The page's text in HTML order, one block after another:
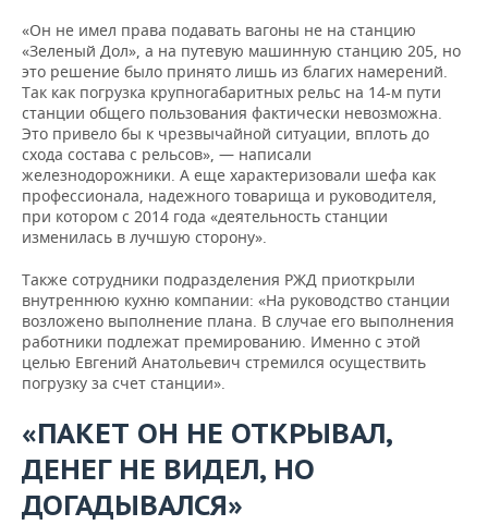
«Он не имел права подавать вагоны не на станцию
«Зеленый Дол», а на путевую машинную станцию 205, но
это решение было принято лишь из благих намерений.
Так как погрузка крупногабаритных рельс на 14-м пути
станции общего пользования фактически невозможна.
Это привело бы к чрезвычайной ситуации, вплоть до
схода состава с рельсов», — написали
железнодорожники. А еще характеризовали шефа как
профессионала, надежного товарища и руководителя,
при котором с 2014 года «деятельность станции
изменилась в лучшую сторону».
Также сотрудники подразделения РЖД приоткрыли
внутреннюю кухню компании: «На руководство станции
возложено выполнение плана. В случае его выполнения
работники подлежат премированию. Именно с этой
целью Евгений Анатольевич стремился осуществить
погрузку за счет станции».
«ПАКЕТ ОН НЕ ОТКРЫВАЛ,
ДЕНЕГ НЕ ВИДЕЛ, НО
ДОГАДЫВАЛСЯ»